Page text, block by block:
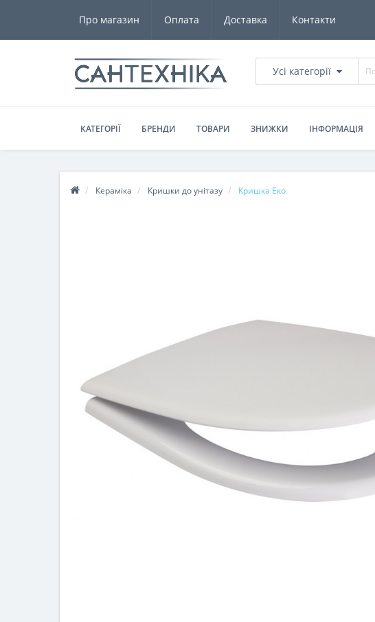
Про магазин Оплата Доставка Контакти
Усі категорії
КАТЕГОРІЇ БРЕНДИ ТОВАРИ ЗНИЖКИ ІНФОРМАЦІЯ
Кераміка Кришки до унітазу Кришка Еко